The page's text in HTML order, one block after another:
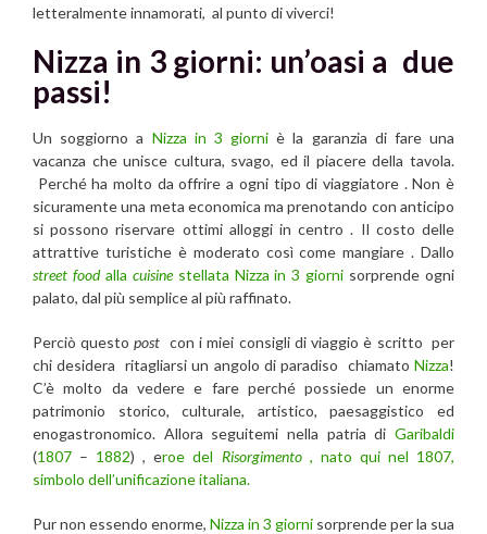
letteralmente innamorati, al punto di viverci!
Nizza in 3 giorni: un’oasi a due
passi!
Un soggiorno a Nizza in 3 giorni è la garanzia di fare una
vacanza che unisce cultura, svago, ed il piacere della tavola.
Perché ha molto da offrire a ogni tipo di viaggiatore . Non è
sicuramente una meta economica ma prenotando con anticipo
si possono riservare ottimi alloggi in centro . Il costo delle
attrattive turistiche è moderato così come mangiare . Dallo
street food alla cuisinestellata Nizza in 3 giorni sorprende ogni
palato, dal più semplice al più raffinato.
Perciò questopost con i miei consigli di viaggio è scritto per
chi desidera ritagliarsi un angolo di paradiso chiamato Nizza!
C’è molto da vedere e fare perché possiede un enorme
patrimonio storico, culturale, artistico, paesaggistico ed
enogastronomico. Allora seguitemi nella patria di Garibaldi
(1807 – 1882) , eroe del Risorgimento, nato qui nel 1807,
simbolo dell’unificazione italiana.
Pur non essendo enorme, Nizza in 3 giorni sorprende per la sua